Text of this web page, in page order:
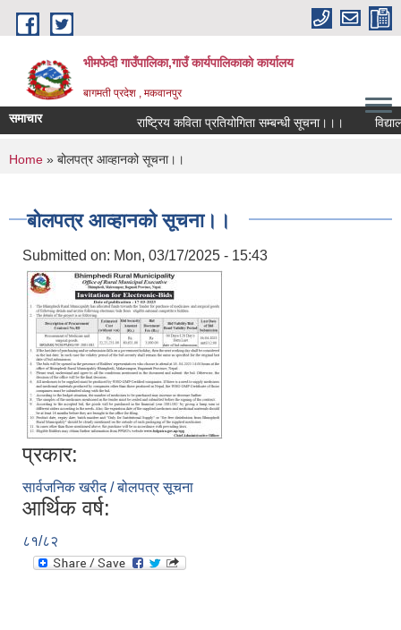
Skip to main content
भीमफेदी गाउँपालिका,गाउँ कार्यपालिकाकाे कार्यालय
बागमती प्रदेश , मकवानपुर
समाचार राष्ट्रिय कविता प्रतियोगिता सम्बन्धी सूचना।।।
You are here
Home » बोलपत्र आव्हानको सूचना।।
बोलपत्र आव्हानको सूचना।।
Submitted on: Mon, 03/17/2025 - 15:43
प्रकार:
सार्वजनिक खरीद / बोलपत्र सूचना
आर्थिक वर्ष:
८१/८२